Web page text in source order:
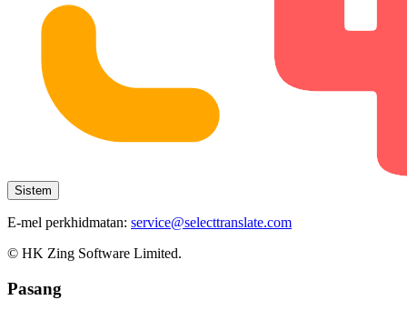
Sistem
E-mel perkhidmatan: service@selecttranslate.com
© HK Zing Software Limited.
Pasang